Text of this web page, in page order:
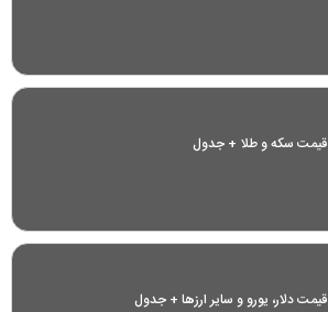
قیمت سکه و طلا + جدول
قیمت دلار، یورو و سایر ارز‌ها + جدول